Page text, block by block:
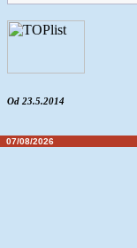
Od 23.5.2014
07/08/2026